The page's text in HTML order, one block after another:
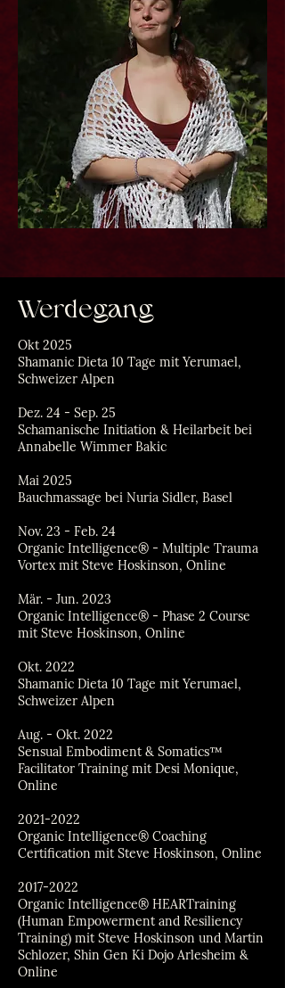
Werdegang
Okt 2025
Shamanic Dieta 10 Tage mit Yerumael,
Schweizer Alpen
Dez. 24 - Sep. 25
Schamanische Initiation & Heilarbeit bei
Annabelle Wimmer Bakic
Mai 2025
Bauchmassage bei Nuria Sidler, Basel
Nov. 23 - Feb. 24
Organic Intelligence® - Multiple Trauma
Vortex mit Steve Hoskinson, Online
Mär. - Jun. 2023
Organic Intelligence® - Phase 2 Course
mit Steve Hoskinson, Online
Okt. 2022
Shamanic Dieta 10 Tage mit Yerumael,
Schweizer Alpen
Aug. - Okt. 2022
Sensual Embodiment & Somatics™
Facilitator Training mit Desi Monique,
Online
2021-2022
Organic Intelligence® Coaching
Certification mit Steve Hoskinson, Online
2017-2022
Organic Intelligence® HEARTraining
(Human Empowerment and Resiliency
Training) mit Steve Hoskinson und Martin
Schlozer, Shin Gen Ki Dojo Arlesheim &
Online